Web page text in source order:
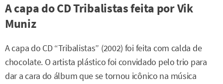
A capa do CD Tribalistas feita por Vik
Muniz
A capa do CD “Tribalistas” (2002) foi feita com calda de
chocolate. O artista plástico foi convidado pelo trio para
dar a cara do álbum que se tornou icônico na música